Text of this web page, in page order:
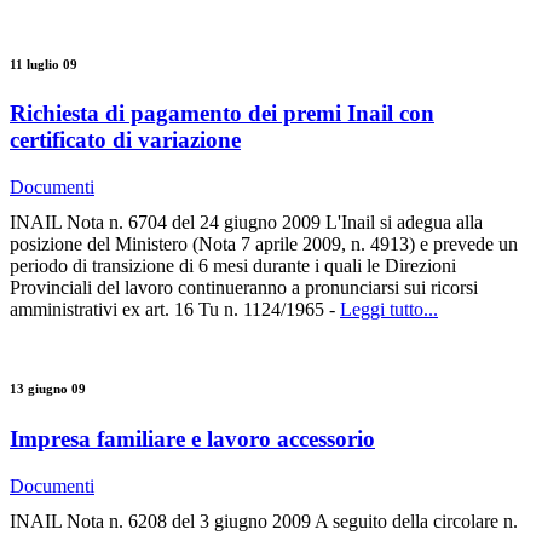
11 luglio 09
Richiesta di pagamento dei premi Inail con
certificato di variazione
Documenti
INAIL Nota n. 6704 del 24 giugno 2009 L'Inail si adegua alla
posizione del Ministero (Nota 7 aprile 2009, n. 4913) e prevede un
periodo di transizione di 6 mesi durante i quali le Direzioni
Provinciali del lavoro continueranno a pronunciarsi sui ricorsi
amministrativi ex art. 16 Tu n. 1124/1965 - Leggi tutto...
13 giugno 09
Impresa familiare e lavoro accessorio
Documenti
INAIL Nota n. 6208 del 3 giugno 2009 A seguito della circolare n.